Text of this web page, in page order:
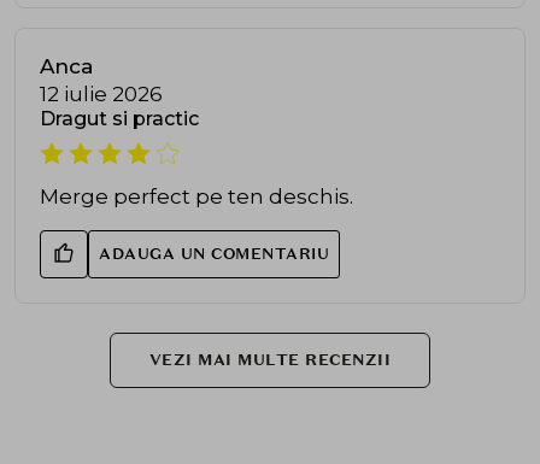
Anca
12 iulie 2026
Dragut si practic
Merge perfect pe ten deschis.
ADAUGA UN COMENTARIU
VEZI MAI MULTE RECENZII